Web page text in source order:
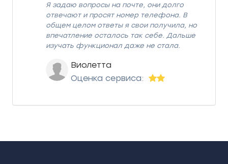
Я задаю вопросы на почте, они долго
отвечают и просят номер телефона. В
общем целом ответы я свои получила, но
впечатление осталось так себе. Дальше
изучать функционал даже не стала.
Виолетта
Оценка сервиса: